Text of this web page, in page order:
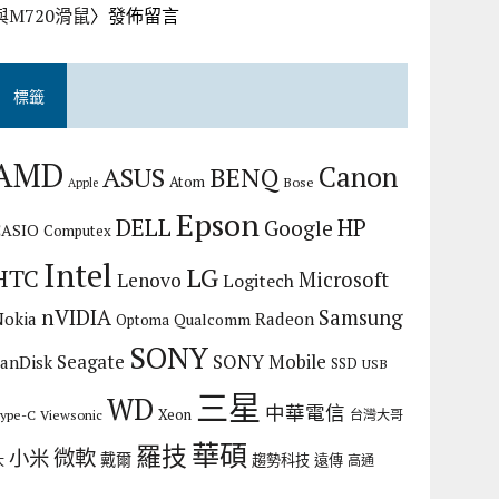
M720滑鼠〉發佈留言
標籤
Apple ASUS Atom BENQ Bose Canon
Computex DELLEpson Google HP
Intel Lenovo LGLogitechMicrosoft
nVIDIA Optoma Qualcomm Radeon Samsung
Seagate SONY SONY Mobile SSD USB
C Viewsonic WD Xeon 三星 中華電信 台灣大哥
小米微軟 戴爾 羅技華碩 趨勢科技 遠傳 高通